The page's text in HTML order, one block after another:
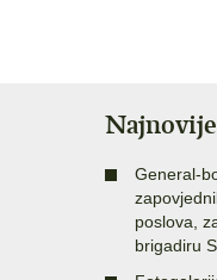
Najnovije
General-
poslova,
brigadiru